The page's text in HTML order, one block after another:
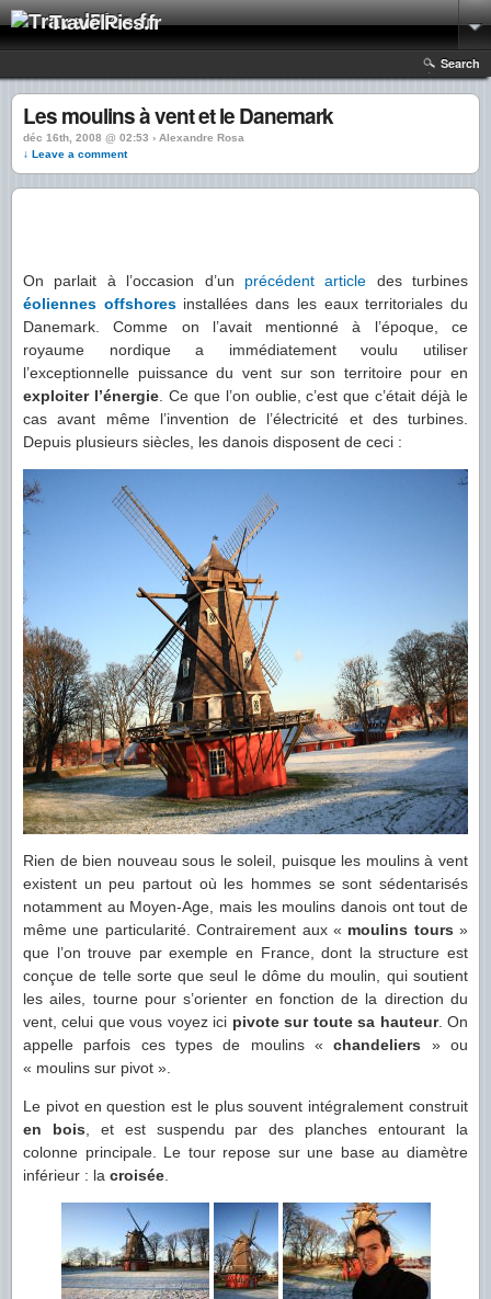
TravelPics.fr
Search
Les moulins à vent et le Danemark
déc 16th, 2008 @ 02:53 › Alexandre Rosa
↓ Leave a comment
On parlait à l’occasion d’un précédent article des turbines
éoliennes offshoresinstallées dans les eaux territoriales du
Danemark. Comme on l’avait mentionné à l’époque, ce
royaume nordique a immédiatement voulu utiliser
l’exceptionnelle puissance du vent sur son territoire pour en
exploiter l’énergie. Ce que l’on oublie, c’est que c’était déjà le
cas avant même l’invention de l’électricité et des turbines.
Depuis plusieurs siècles, les danois disposent de ceci :
Rien de bien nouveau sous le soleil, puisque les moulins à vent
existent un peu partout où les hommes se sont sédentarisés
notamment au Moyen-Age, mais les moulins danois ont tout de
même une particularité. Contrairement aux « moulins tours »
que l’on trouve par exemple en France, dont la structure est
conçue de telle sorte que seul le dôme du moulin, qui soutient
les ailes, tourne pour s’orienter en fonction de la direction du
vent, celui que vous voyez ici pivote sur toute sa hauteur. On
appelle parfois ces types de moulins «chandeliers » ou
« moulins sur pivot ».
Le pivot en question est le plus souvent intégralement construit
en bois , et est suspendu par des planches entourant la
colonne principale. Le tour repose sur une base au diamètre
inférieur : la croisée